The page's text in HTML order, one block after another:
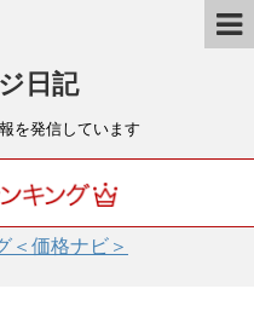
日記
を発信しています
＜価格ナビ＞